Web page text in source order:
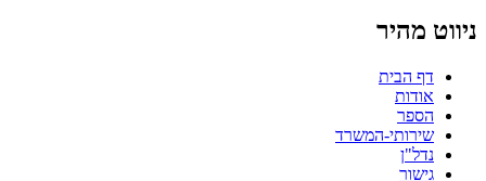
ניווט מהיר
דף הבית
אודות
הספר
שירותי-המשרד
נדל"ן
גישור